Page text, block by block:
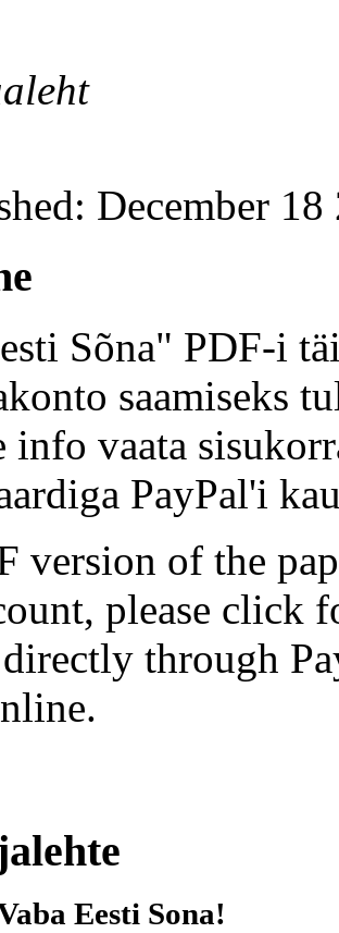
December 18
Sõna" PDF-i
saamiseks
info vaata
PayPal'i
version of the
please click
through
Eesti Sona!